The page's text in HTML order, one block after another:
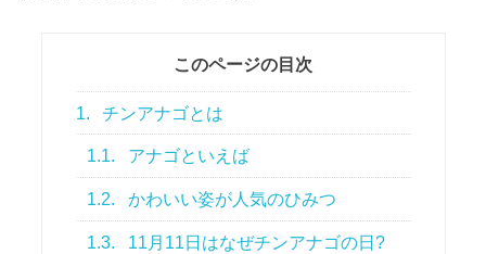
このページの目次
1. チンアナゴとは
1.1. アナゴといえば
1.2. かわいい姿が人気のひみつ
1.3. 11月11日はなぜチンアナゴの日?